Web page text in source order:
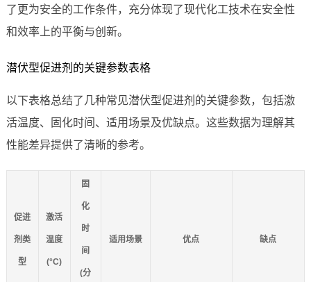
了更为安全的工作条件，充分体现了现代化工技术在安全性
和效率上的平衡与创新。
潜伏型促进剂的关键参数表格
以下表格总结了几种常见潜伏型促进剂的关键参数，包括激
活温度、固化时间、适用场景及优缺点。这些数据为理解其
性能差异提供了清晰的参考。
促进
剂类
型
激活
温度
(°C)
固
化
时
间
(分
适用场景 优点 缺点